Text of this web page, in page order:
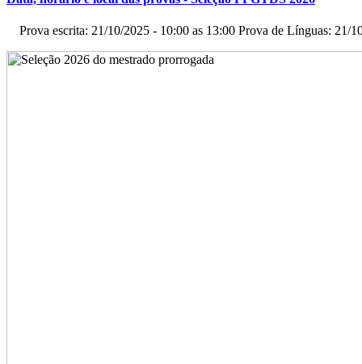
Prova escrita: 21/10/2025 - 10:00 as 13:00 Prova de Línguas: 21/